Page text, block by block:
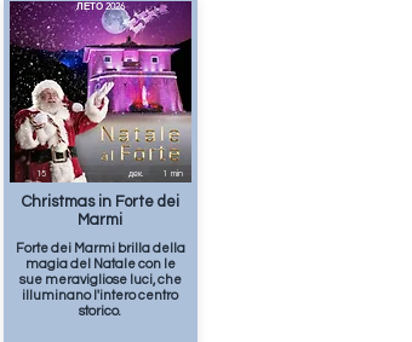
ЛЕТО 2026
дек. 1 min
15
Christmas in Forte dei
Marmi
Forte dei Marmi brilla della
magia del Natale con le
sue meravigliose luci, che
illuminano l'intero centro
storico.